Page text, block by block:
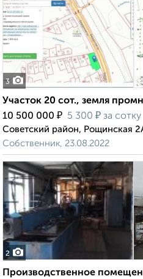
3
Участок 20 сот., земля
10 500 000 ₽ 5 300 ₽ за сотку
Советский район, Рощинская
Собственник, 23.08.2022
2
Производственное